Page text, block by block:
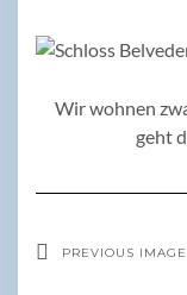
Wir wohnen
geht
PREVIOUS IMAGE